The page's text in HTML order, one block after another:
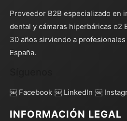
Proveedor B2B especializado en
dental y cámaras hiperbáricas o2
30 años sirviendo a
España.
￼ Facebook ￼ LinkedIn ￼
INFORMACIÓN LEGAL